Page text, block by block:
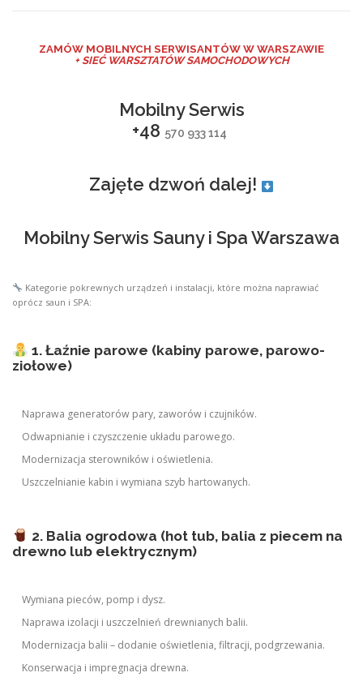
ZAMÓW MOBILNYCH SERWISANTÓW W WARSZAWIE
+ SIEĆ WARSZTATÓW SAMOCHODOWYCH
Mobilny Serwis
+48 570 933 114
Zajęte dzwoń dalej!
Mobilny Serwis Sauny i Spa Warszawa
Kategorie pokrewnych urządzeń i instalacji, które można naprawiać
oprócz saun i SPA:
1. Łaźnie parowe (kabiny parowe, parowo-
ziołowe)
Naprawa generatorów pary, zaworów i czujników.
Odwapnianie i czyszczenie układu parowego.
Modernizacja sterowników i oświetlenia.
Uszczelnianie kabin i wymiana szyb hartowanych.
2. Balia ogrodowa (hot tub, balia z piecem na
drewno lub elektrycznym)
Wymiana pieców, pomp i dysz.
Naprawa izolacji i uszczelnień drewnianych balii.
Modernizacja balii – dodanie oświetlenia, filtracji, podgrzewania.
Konserwacja i impregnacja drewna.